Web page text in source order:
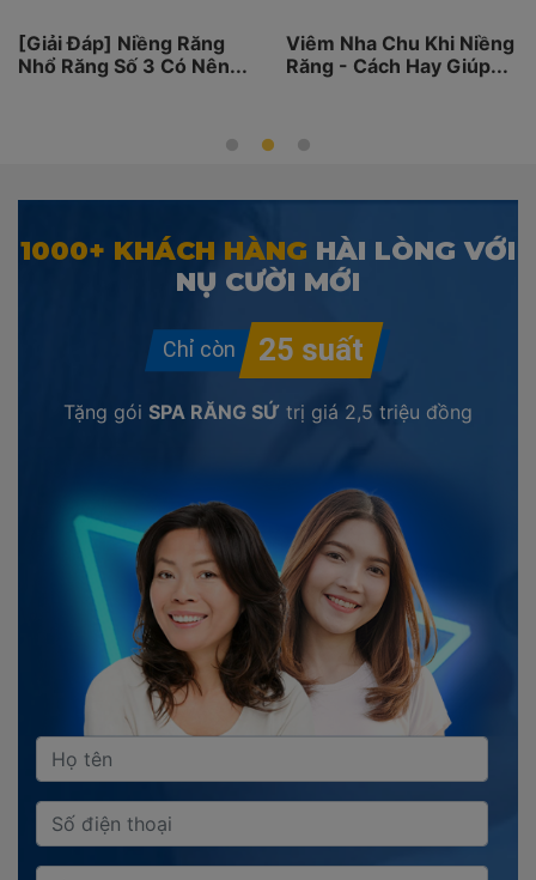
[Giải Đáp] Niềng Răng
Nhổ Răng Số 3 Có Nên...
Viêm Nha Chu Khi Niềng
Răng - Cách Hay Giúp...
1000+ KHÁCH HÀNG HÀI LÒNG VỚI
NỤ CƯỜI MỚI
Tặng gói SPA RĂNG SỨ trị giá 2,5 triệu đồng